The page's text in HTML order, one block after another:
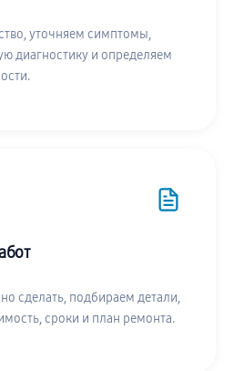
уточняем симптомы,
диагностику и определяем
сделать, подбираем детали,
сроки и план ремонта.